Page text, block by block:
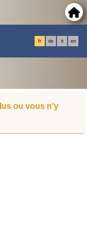
fr de it en
ou vous n'y